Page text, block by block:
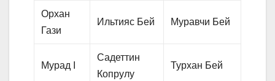
Орхан
Гази
Ильтияс Бей Муравчи Бей
Мурад I
Садеттин
Копрулу
Турхан Бей